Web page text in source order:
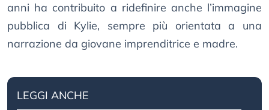
anni ha contribuito a ridefinire anche l’immagine
pubblica di Kylie, sempre più orientata a una
narrazione da giovane imprenditrice e madre.
LEGGI ANCHE